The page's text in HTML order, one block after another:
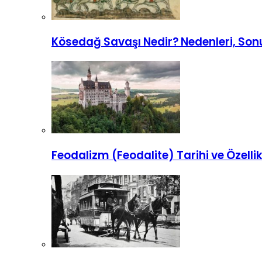
Kösedağ Savaşı Nedir? Nedenleri,
Feodalizm (Feodalite) Tarihi ve